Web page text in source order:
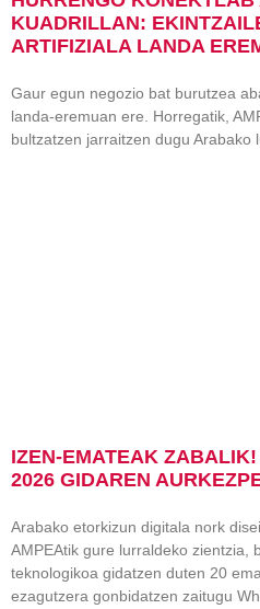
KUADRILLAN:
ARTIFIZIALA LANDA
Gaur egun negozio bat burutzea
landa-eremuan ere. Horregatik,
bultzatzen jarraitzen dugu Arabako
IZEN-EMATEAK
2026 GIDAREN
Arabako etorkizun digitala nork
AMPEAtik gure lurraldeko zientzia,
teknologikoa gidatzen duten 20
ezagutzera gonbidatzen zaitugu